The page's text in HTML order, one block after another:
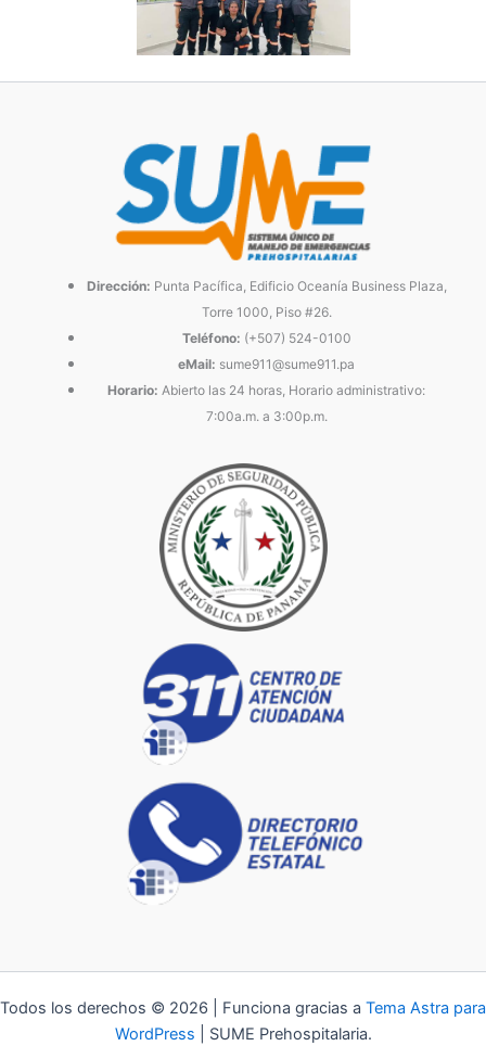
Dirección: Punta Pacífica, Edificio Oceanía Business Plaza,
Torre 1000, Piso #26.
Teléfono: (+507) 524-0100
eMail: sume911@sume911.pa
Horario: Abierto las 24 horas, Horario administrativo:
7:00a.m. a 3:00p.m.
Todos los derechos © 2026 | Funciona gracias a Tema Astra para
WordPress | SUME Prehospitalaria.